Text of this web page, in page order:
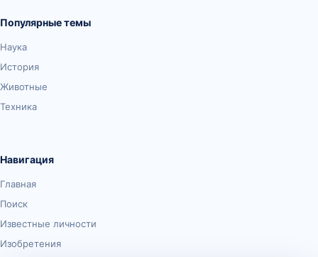
Популярные темы
Наука
История
Животные
Техника
Навигация
Главная
Поиск
Известные личности
Изобретения